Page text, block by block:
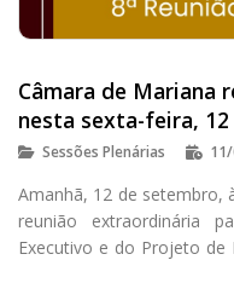
Câmara de Mariana
nesta sexta-feira,
Sessões Plenárias
Amanhã, 12 de setembro,
reunião extraordinária
Executivo e do Projeto de